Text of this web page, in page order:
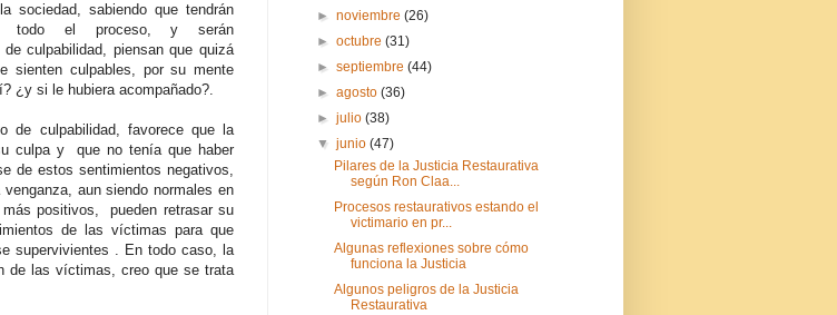
sociedad, sabiendo que tendrán
todo el proceso, y serán
culpabilidad, piensan que quizá
sienten culpables, por su mente
¿y si le hubiera acompañado?.
de culpabilidad, favorece que la
culpa y que no tenía que haber
de estos sentimientos negativos,
aun siendo normales en
positivos, pueden retrasar su
de las víctimas para que
supervivientes . En todo caso, la
de las víctimas, creo que se trata
►noviembre(26)
►octubre(31)
►septiembre(44)
►agosto(36)
►julio(38)
▼junio(47)
Pilares de la Justicia Restaurativa
según Ron Claa...
Procesos restaurativos estando el
victimario en pr...
Algunas reflexiones sobre cómo
funciona la Justicia
Algunos peligros de la Justicia
Restaurativa